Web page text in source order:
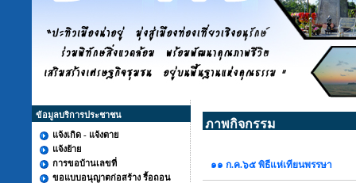
ข้อมูลบริการประชาชน
แจ้งเกิด - แจ้งตาย
แจ้งย้าย
การขอบ้านเลขที่
ขอแบบอนุญาตก่อสร้าง รื้อถอน
ภาพกิจกรรม
๑๑ ก.ค.๖๕ พิธีแห่เทียนพรรษา